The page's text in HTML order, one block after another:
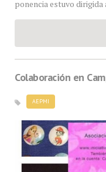
ponencia estuvo
Colaboración en
AEPMI